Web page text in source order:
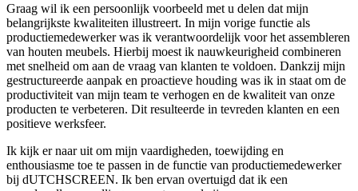
Graag wil ik een persoonlijk voorbeeld met u delen dat mijn
belangrijkste kwaliteiten illustreert. In mijn vorige functie als
productiemedewerker was ik verantwoordelijk voor het assembleren
van houten meubels. Hierbij moest ik nauwkeurigheid combineren
met snelheid om aan de vraag van klanten te voldoen. Dankzij mijn
gestructureerde aanpak en proactieve houding was ik in staat om de
productiviteit van mijn team te verhogen en de kwaliteit van onze
producten te verbeteren. Dit resulteerde in tevreden klanten en een
positieve werksfeer.
Ik kijk er naar uit om mijn vaardigheden, toewijding en
enthousiasme toe te passen in de functie van productiemedewerker
bij dUTCHSCREEN. Ik ben ervan overtuigd dat ik een